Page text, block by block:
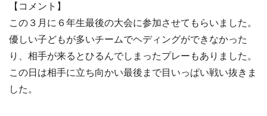
【コメント】
この３月に６年生最後の大会に参加させてもらいました。
優しい子どもが多いチームでヘディングができなかった
り、相手が来るとひるんでしまったプレーもありました。
この日は相手に立ち向かい最後まで目いっぱい戦い抜きま
した。